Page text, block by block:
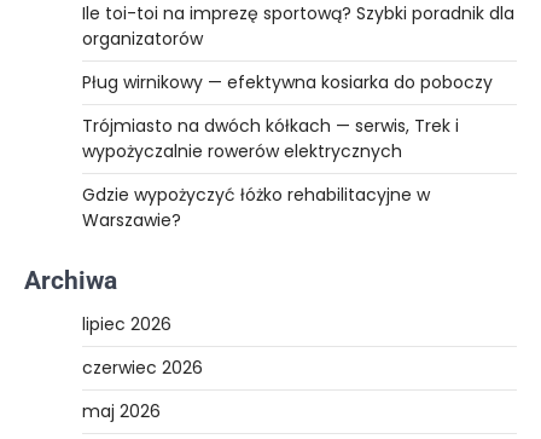
Ile toi-toi na imprezę sportową? Szybki poradnik dla
organizatorów
Pług wirnikowy — efektywna kosiarka do poboczy
Trójmiasto na dwóch kółkach — serwis, Trek i
wypożyczalnie rowerów elektrycznych
Gdzie wypożyczyć łóżko rehabilitacyjne w
Warszawie?
Archiwa
lipiec 2026
czerwiec 2026
maj 2026